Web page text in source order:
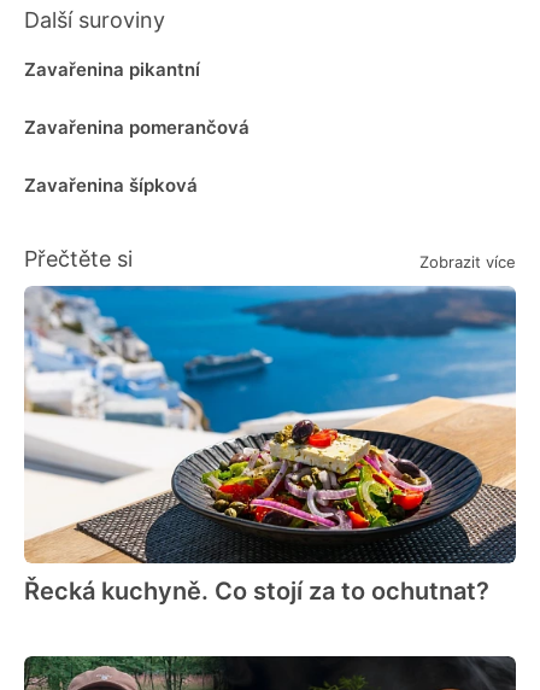
Další suroviny
Zavařenina pikantní
Zavařenina pomerančová
Zavařenina šípková
Přečtěte si Zobrazit více
Řecká kuchyně. Co stojí za to ochutnat?